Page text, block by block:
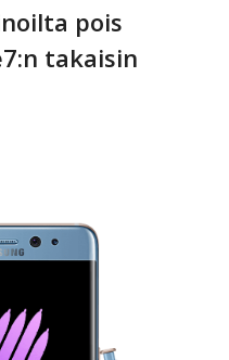
pois
takaisin